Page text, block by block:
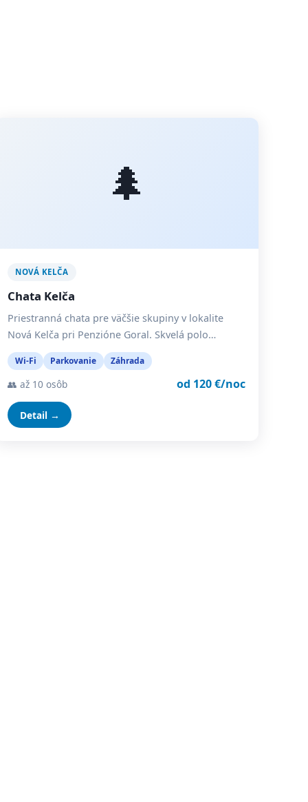
🌲
NOVÁ KELČA
Chata Kelča
Priestranná chata pre väčšie skupiny v lokalite
Nová Kelča pri Penzióne Goral. Skvelá polo…
Wi-Fi Parkovanie Záhrada
👥 až 10 osôb od 120 €/noc
Detail →